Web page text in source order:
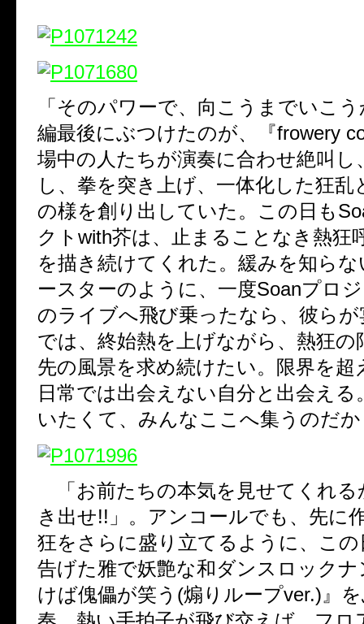
「そのパワーで、向こうまでいこ
編最後にぶつけたのが、『frowery
場中の人たちが演奏に合わせ絶叫し
し、拳を突き上げ、一体化した狂乱
の様を創り出していた。この日も
クトwith芥は、止まることなき熱狂
を描き続けてくれた。緩みを知ら
ースターのように、一度Soanプロ
のライブへ飛び乗ったなら、彼ら
では、終始熱を上げながら、熱狂の
先の風景を求め続けたい。限界を超
日常では出会えない自分と出会え
いたくて、みんなここへ集うのだ
「お前たちの本気を見せてくれる
き出せ!!」。アンコールでも、先に
狂をさらに盛り立てるように、こ
告げた雅で妖艶な和ダンスロックナ
けば傀儡が笑う(煽りループver.)』